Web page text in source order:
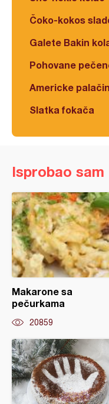
Čoko-kokos
Galete Bakin
Pohovane
Americke
Slatka fokača
Isprobao sam
Makarone sa
pečurkama
20859